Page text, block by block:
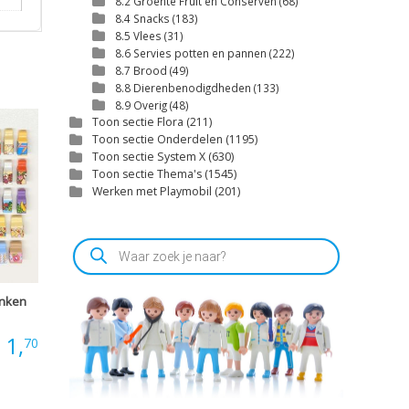
1,70
Prijsklasse:
€1,00
8.4 Snacks (183)
8.5 Vlees (31)
8.6 Servies potten en pannen (222)
8.7 Brood (49)
8.8 Dierenbenodigdheden (133)
8.9 Overig(48)
Toon sectie Flora (211)
Toon sectie Onderdelen (1195)
Toon sectie System X (630)
Toon sectie Thema's (1545)
Werken met Playmobil (201)
Producten
zoeken